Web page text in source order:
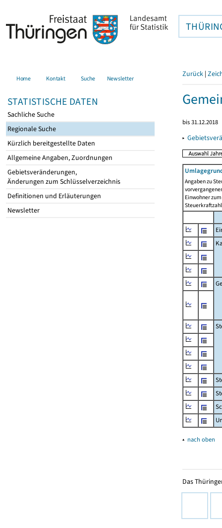
Home Kontakt Suche Newsletter
STATISTISCHE DATEN
Sachliche Suche
Regionale Suche
Kürzlich bereitgestellte Daten
Allgemeine Angaben, Zuordnungen
Gebietsveränderungen,
Änderungen zum Schlüsselverzeichnis
Definitionen und Erläuterungen
Newsletter
Zurück |
bis 31.12.2018
▸
Angaben zu
Einwohner
▴ nach oben
Das